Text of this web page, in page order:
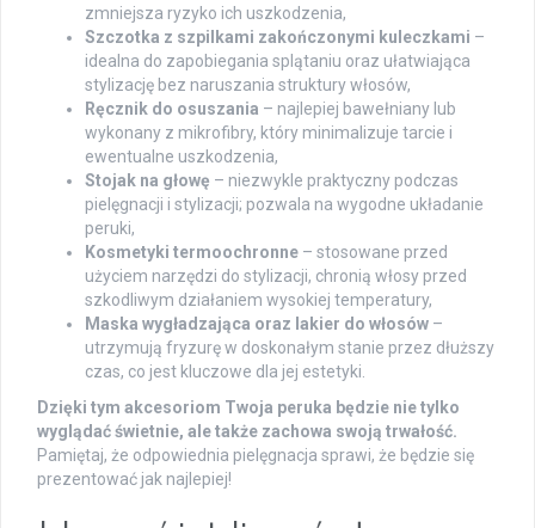
zmniejsza ryzyko ich uszkodzenia,
Szczotka z szpilkami zakończonymi kuleczkami –
idealna do zapobiegania splątaniu oraz ułatwiająca
stylizację bez naruszania struktury włosów,
Ręcznik do osuszania – najlepiej bawełniany lub
wykonany z mikrofibry, który minimalizuje tarcie i
ewentualne uszkodzenia,
Stojak na głowę – niezwykle praktyczny podczas
pielęgnacji i stylizacji; pozwala na wygodne układanie
peruki,
Kosmetyki termoochronne – stosowane przed
użyciem narzędzi do stylizacji, chronią włosy przed
szkodliwym działaniem wysokiej temperatury,
Maska wygładzająca oraz lakier do włosów –
utrzymują fryzurę w doskonałym stanie przez dłuższy
czas, co jest kluczowe dla jej estetyki.
Dzięki tym akcesoriom Twoja peruka będzie nie tylko
wyglądać świetnie, ale także zachowa swoją trwałość.
Pamiętaj, że odpowiednia pielęgnacja sprawi, że będzie się
prezentować jak najlepiej!